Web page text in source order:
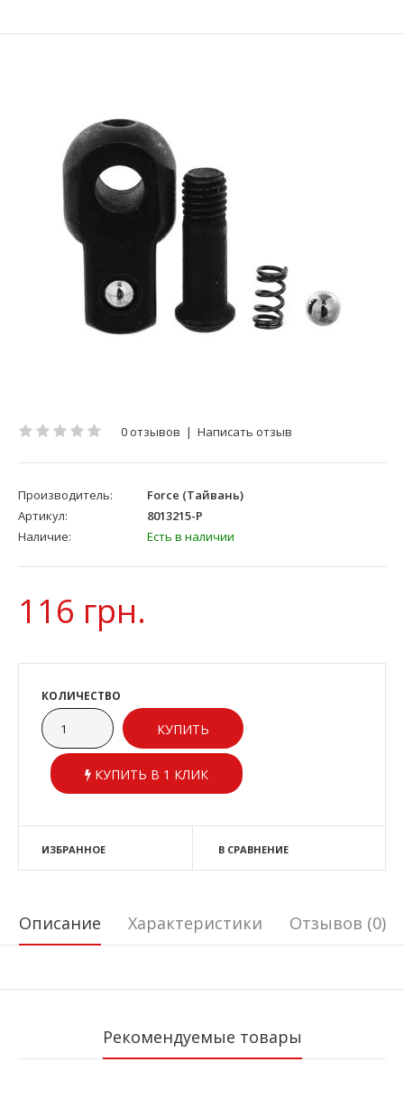
0 отзывов | Написать отзыв
Производитель:
Force (Тайвань)
Артикул:
8013215-P
Наличие:
Есть в наличии
116 грн.
КОЛИЧЕСТВО
КУПИТЬ В 1 КЛИК
ИЗБРАННОЕ В СРАВНЕНИЕ
Описание Характеристики Отзывов (0)
Рекомендуемые товары